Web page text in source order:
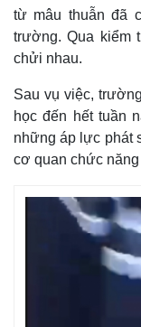
từ mâu thuẫn đã
trường. Qua kiểm
chửi nhau.
Sau vụ việc,
học đến hết tuần
những áp lực phát
cơ quan chức năng